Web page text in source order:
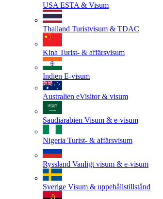
USA ESTA & Visum
Thailand Turistvisum & TDAC
Kina Turist- & affärsvisum
Indien E-visum
Australien eVisitor & visum
Saudiarabien Visum & e-visum
Nigeria Turist- & affärsvisum
Ryssland Vanligt visum & e-visum
Sverige Visum & uppehållstillstånd